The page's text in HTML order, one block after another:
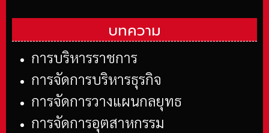
บทความ
การบริหารราชการ
การจัดการบริหารธุรกิจ
การจัดการวางแผนกลยุทธ
การจัดการอุตสาหกรรม